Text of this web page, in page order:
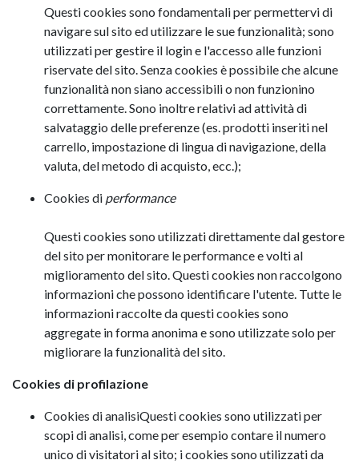
Questi cookies sono fondamentali per permettervi di
navigare sul sito ed utilizzare le sue funzionalità; sono
utilizzati per gestire il login e l'accesso alle funzioni
riservate del sito. Senza cookies è possibile che alcune
funzionalità non siano accessibili o non funzionino
correttamente. Sono inoltre relativi ad attività di
salvataggio delle preferenze (es. prodotti inseriti nel
carrello, impostazione di lingua di navigazione, della
valuta, del metodo di acquisto, ecc.);
Cookies di performance
Questi cookies sono utilizzati direttamente dal gestore
del sito per monitorare le performance e volti al
miglioramento del sito. Questi cookies non raccolgono
informazioni che possono identificare l'utente. Tutte le
informazioni raccolte da questi cookies sono
aggregate in forma anonima e sono utilizzate solo per
migliorare la funzionalità del sito.
Cookies di profilazione
Cookies di analisiQuesti cookies sono utilizzati per
scopi di analisi, come per esempio contare il numero
unico di visitatori al sito; i cookies sono utilizzati da